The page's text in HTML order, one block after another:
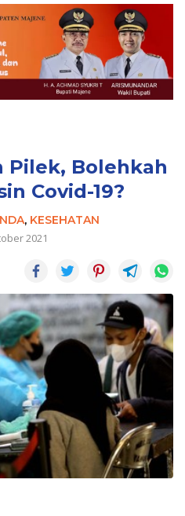
Pilek, Bolehkah
Covid-19?
, KESEHATAN
2021